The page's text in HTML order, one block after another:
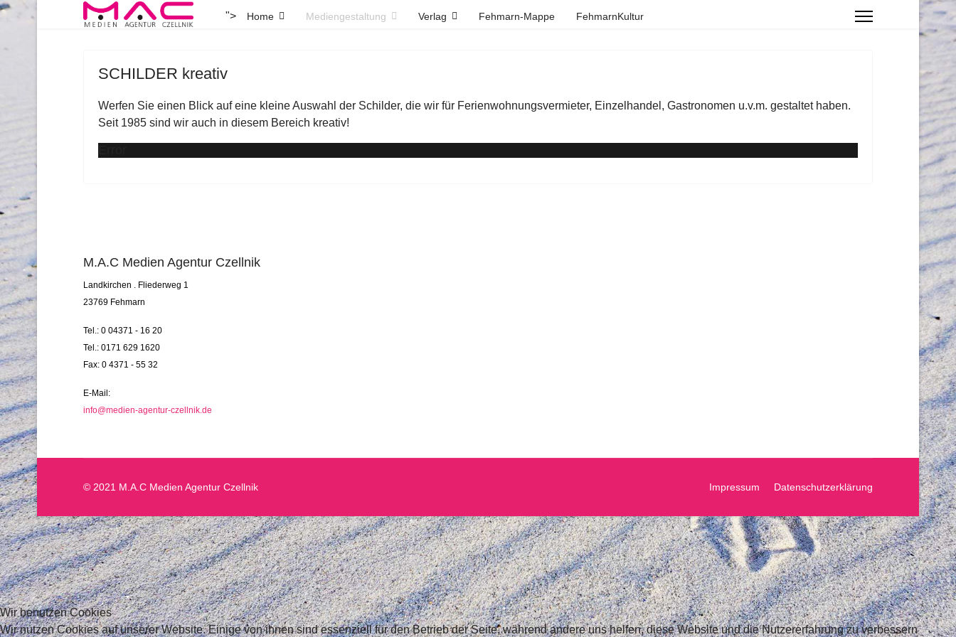
"> Home Mediengestaltung Verlag Fehmarn-Mappe FehmarnKultur
SCHILDER kreativ
Werfen Sie einen Blick auf eine kleine Auswahl der Schilder, die wir für Ferienwohnungsvermieter, Einzelhandel, Gastronomen u.v.m. gestaltet haben.
Seit 1985 sind wir auch in diesem Bereich kreativ!
M.A.C Medien Agentur Czellnik
Landkirchen . Fliederweg 1
23769 Fehmarn
Tel.: 0 04371 - 16 20
Tel.: 0171 629 1620
Fax: 0 4371 - 55 32
E-Mail:
info@medien-agentur-czellnik.de
© 2021 M.A.C Medien Agentur Czellnik Impressum Datenschutzerklärung
Wir benutzen Cookies
Wir nutzen Cookies auf unserer Website. Einige von ihnen sind essenziell für den Betrieb der Seite, während andere uns helfen, diese Website und die Nutzererfahrung zu verbessern